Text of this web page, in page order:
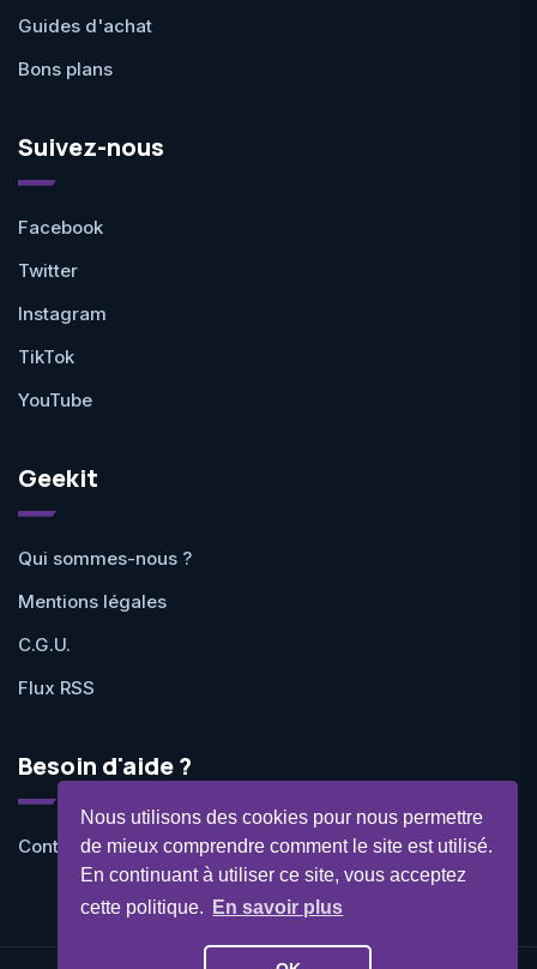
Nous utilisons des cookies pour nous permettre
de mieux comprendre comment le site est utilisé.
En continuant à utiliser ce site, vous acceptez
cette politique.
En savoir plus
Guides d'achat
Bons plans
Suivez-nous
Facebook
Twitter
Instagram
TikTok
YouTube
Geekit
Qui sommes-nous ?
Mentions légales
C.G.U.
Flux RSS
Besoin d'aide ?
Contactez-nous